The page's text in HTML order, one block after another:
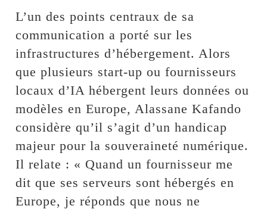
L’un des points centraux de sa
communication a porté sur les
infrastructures d’hébergement. Alors
que plusieurs start-up ou fournisseurs
locaux d’IA hébergent leurs données ou
modèles en Europe, Alassane Kafando
considère qu’il s’agit d’un handicap
majeur pour la souveraineté numérique.
Il relate : « Quand un fournisseur me
dit que ses serveurs sont hébergés en
Europe, je réponds que nous ne